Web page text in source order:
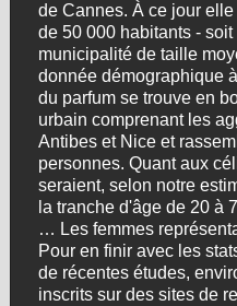
de Cannes. À ce jour
de 50 000 habitants -
municipalité de taille
donnée démographique
du parfum se trouve en
urbain comprenant les
Antibes et Nice et
personnes. Quant aux
seraient, selon notre
la tranche d'âge de 20 à
… Les femmes
Pour en finir avec les
de récentes études,
inscrits sur des sites de